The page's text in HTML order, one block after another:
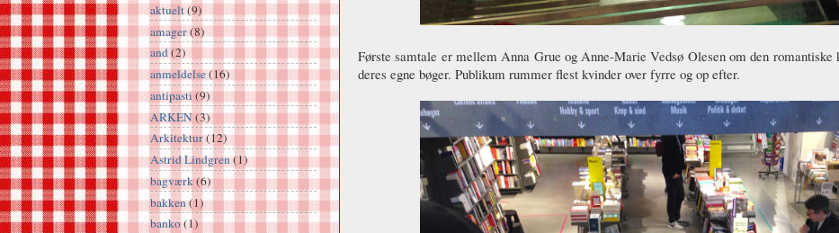
Første samtale er mellem Anna Grue og Anne-Marie Vedsø Olesen om den
deres egne bøger. Publikum rummer flest kvinder over fyrre og op efter.
aktuelt(9)
amager(8)
and(2)
anmeldelse(16)
antipasti(9)
ARKEN(3)
Arkitektur(12)
Astrid Lindgren(1)
bagværk(6)
bakken(1)
banko(1)